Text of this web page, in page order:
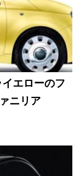
エローのフ
ニリア